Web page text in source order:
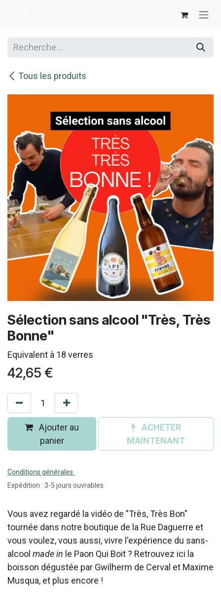
Tous les produits
Sélection sans alcool "Très, Très
Bonne"
Equivalent à 18 verres
42,65 €
Ajouter au
panier
ACHETER
MAINTENANT
Conditions générales
Expédition : 3-5 jours ouvrables
Vous avez regardé la vidéo de "Très, Très Bon"
tournée dans notre boutique de la Rue Daguerre et
vous voulez, vous aussi, vivre l'expérience du sans-
alcool made in le Paon Qui Boit ? Retrouvez ici la
boisson dégustée par Gwilherm de Cerval et Maxime
Musqua, et plus encore !